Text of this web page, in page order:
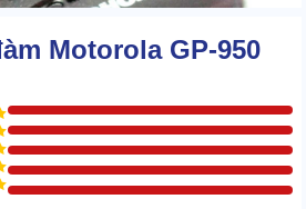
Motorola GP-950